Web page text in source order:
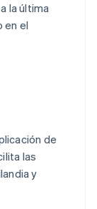
la última
en el
de
las
y